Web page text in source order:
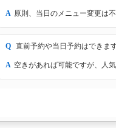
A 原則、当日のメニュー変更は
Q 直前予約や当日予約はできま
A 空きがあれば可能ですが、人